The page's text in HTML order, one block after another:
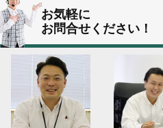
群馬県伊勢崎市K様よりお問い合わせ頂
東京都葛飾区N様よりお問い合わせ頂き
2026.08.03
神奈川県川崎市A様よりお問い合わせ頂
群馬県高崎市E様よりお問い合わせ頂き
2026.08.02
お気軽に
お問合せください！